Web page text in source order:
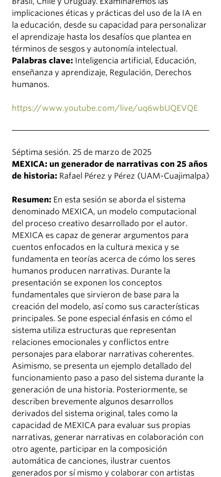
implicaciones éticas y prácticas del uso de la IA en
la educación, desde su capacidad para personalizar
el aprendizaje hasta los desafíos que plantea en
términos de sesgos y autonomía intelectual.
Palabras clave: Inteligencia artificial, Educación,
enseñanza y aprendizaje, Regulación, Derechos
humanos.
https://www.youtube.com/live/uq6wbUQEVQE
Séptima sesión. 25 de marzo de 2025
MEXICA: un generador de narrativas con 25 años
de historia: Rafael Pérez y Pérez (UAM-Cuajimalpa)
Resumen: En esta sesión se aborda el sistema
denominado MEXICA, un modelo computacional
del proceso creativo desarrollado por el autor.
MEXICA es capaz de generar argumentos para
cuentos enfocados en la cultura mexica y se
fundamenta en teorías acerca de cómo los seres
humanos producen narrativas. Durante la
presentación se exponen los conceptos
fundamentales que sirvieron de base para la
creación del modelo, así como sus características
principales. Se pone especial énfasis en cómo el
sistema utiliza estructuras que representan
relaciones emocionales y conflictos entre
personajes para elaborar narrativas coherentes.
Asimismo, se presenta un ejemplo detallado del
funcionamiento paso a paso del sistema durante la
generación de una historia. Posteriormente, se
describen brevemente algunos desarrollos
derivados del sistema original, tales como la
capacidad de MEXICA para evaluar sus propias
narrativas, generar narrativas en colaboración con
otro agente, participar en la composición
automática de canciones, ilustrar cuentos
generados por sí mismo y colaborar con artistas